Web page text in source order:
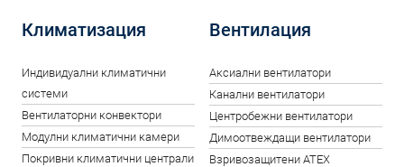
Климатизация
Индивидуални климатични
системи
Вентилаторни конвектори
Модулни климатични камери
Покривни климатични централи
Вентилация
Аксиални вентилатори
Канални вентилатори
Центробежни вентилатори
Димоотвеждащи вентилатори
Взривозащитени ATEX